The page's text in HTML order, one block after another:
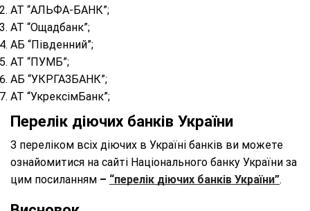
АТ “АЛЬФА-БАНК”;
АТ “Ощадбанк”;
АБ “Південний”;
АТ “ПУМБ”;
АБ “УКРГАЗБАНК”;
АТ “УкрексімБанк”;
Перелік діючих банків України
З переліком всіх діючих в Україні банків ви можете
ознайомитися на сайті Національного банку України за
цим посиланням – “перелік діючих банків України”.